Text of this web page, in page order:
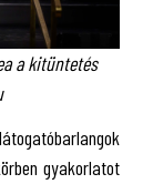
a kitüntetés
gyakorlatot